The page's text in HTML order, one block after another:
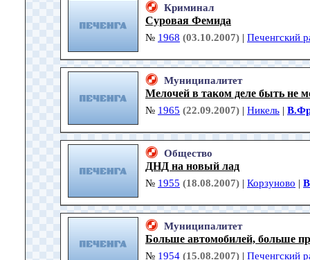
Криминал
Суровая Фемида
№ 1968 (03.10.2007) | Печенгский
Муниципалитет
Мелочей в таком деле быть не
№ 1965 (22.09.2007) | Никель |
Общество
ДНД на новый лад
№ 1955 (18.08.2007) | Корзуново |
Муниципалитет
Больше автомобилей, больше
№ 1954 (15.08.2007) | Печенгский